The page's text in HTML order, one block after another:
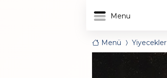
Menü Yiyecekler